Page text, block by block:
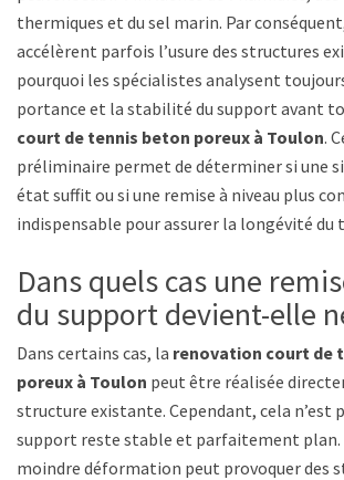
thermiques et du sel marin. Par
accélèrent parfois l’usure des structures
pourquoi les spécialistes analysent
portance et la stabilité du support avant
court de tennis beton poreux à Toulon.
préliminaire permet de déterminer si une
état suffit ou si une remise à niveau plus
indispensable pour assurer la longévité du
Dans quels cas une
du support devient-elle
Dans certains cas, la renovation court de
poreux à Toulon peut être réalisée
structure existante. Cependant, cela n’est
support reste stable et parfaitement plan.
moindre déformation peut provoquer des